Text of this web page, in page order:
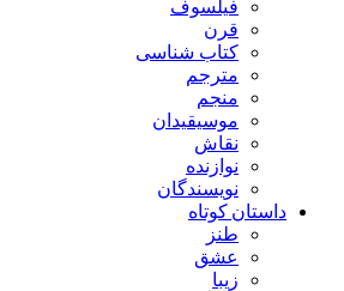
فیلسوف
قرن
کتاب شناسی
مترجم
منجم
موسیقیدان
نقاش
نوازنده
نویسندگان
داستان کوتاه
طنز
عشق
زیبا